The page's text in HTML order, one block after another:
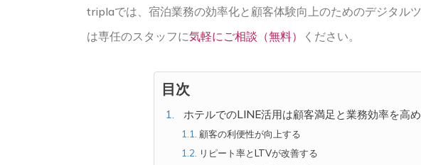
triplaでは、宿泊業務の効率化と顧客体験向上のためのデジタル
は専任のスタッフに気軽にご相談（無料） ください。
目次
ホテルでのLINE活用は顧客満足と業務効率を高
顧客の利便性が向上する
リピート率とLTVが改善する